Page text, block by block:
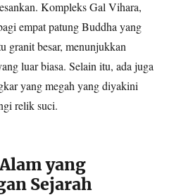
Kompleks Gal Vihara,
empat patung Buddha yang
granit besar, menunjukkan
luar biasa. Selain itu, ada juga
yang megah yang diyakini
relik suci.
yang
Sejarah